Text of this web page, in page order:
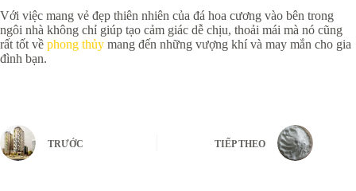
Với việc mang vẻ đẹp thiên nhiên của đá hoa cương vào bên trong
ngôi nhà không chỉ giúp tạo cảm giác dễ chịu, thoải mái mà nó cũng
rất tốt về phong thủy mang đến những vượng khí và may mắn cho gia
đình bạn.
TRƯỚC TIẾP THEO